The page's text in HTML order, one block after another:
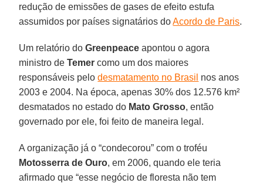
redução de emissões de gases de efeito estufa
assumidos por países signatários doAcordo de Paris.
Um relatório doGreenpeace apontou o agora
ministro deTemer como um dos maiores
responsáveis pelodesmatamento no Brasil nos anos
2003 e 2004. Na época, apenas 30% dos 12.576 km²
desmatados no estado do Mato Grosso, então
governado por ele, foi feito de maneira legal.
A organização já o “condecorou” com o troféu
Motosserra de Ouro, em 2006, quando ele teria
afirmado que “esse negócio de floresta não tem